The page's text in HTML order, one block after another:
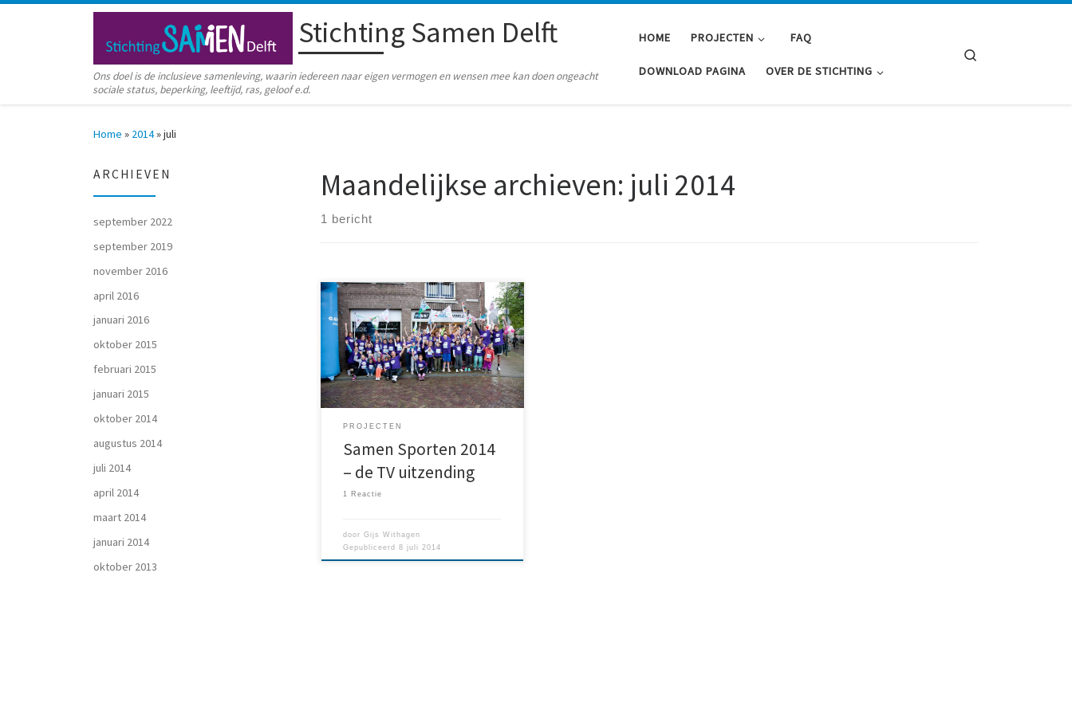
Stichting Samen Delft
Ons doel is de inclusieve samenleving, waarin iedereen naar eigen vermogen en wensen mee kan doen ongeacht
sociale status, beperking, leeftijd, ras, geloof e.d.
HOME PROJECTEN FAQ
DOWNLOAD PAGINA OVER DE STICHTING
Home » 2014»juli
Maandelijkse archieven: juli 2014
1 bericht
Wat was het toch gaaf SamenSporten
2014, voor wie het nog een keer wil
terug zien….
PROJECTEN
Samen Sporten 2014
– de TV uitzending
1 Reactie
doorGijs Withagen
Gepubliceerd8 juli 2014
ARCHIEVEN
september 2022
september 2019
november 2016
april 2016
januari 2016
oktober 2015
februari 2015
januari 2015
oktober 2014
augustus 2014
juli 2014
april 2014
maart 2014
januari 2014
oktober 2013